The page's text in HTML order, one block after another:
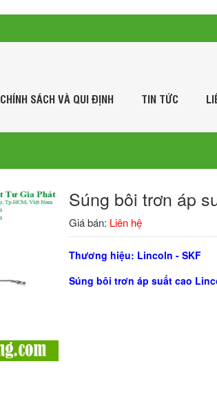
CHÍNH SÁCH VÀ QUI ĐỊNH TIN TỨC
Súng bôi trơn áp
Giá bán: Liên hệ
Thương hiệu: Lincoln - SKF
Súng bôi trơn áp suất cao